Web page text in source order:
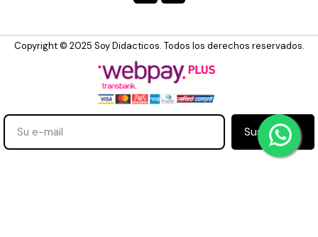
Copyright © 2025 Soy Didacticos. Todos los derechos reservados.
Suscribirse